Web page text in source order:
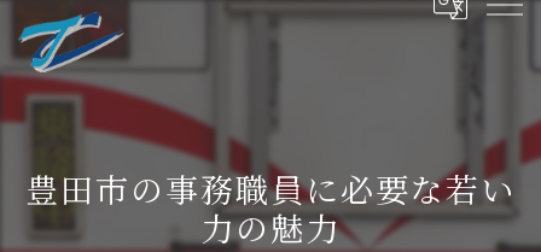
豊田市の事務職員に必要な若い
力の魅力